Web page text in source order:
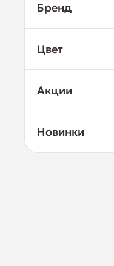
Бренд
Цвет
Акции
Новинки